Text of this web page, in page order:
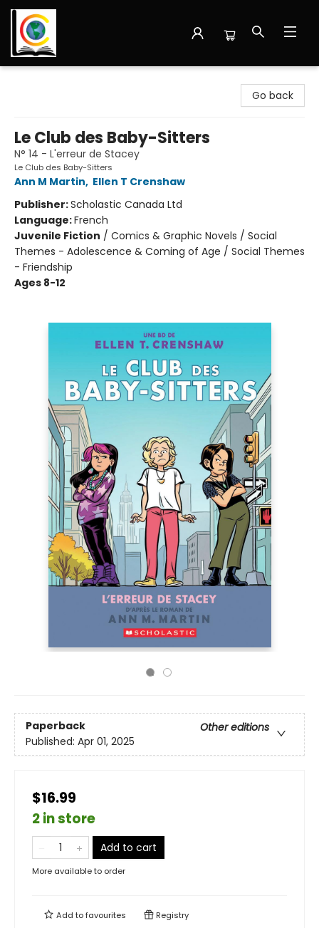
Go back
Le Club des Baby-Sitters
N° 14 - L'erreur de Stacey
Le Club des Baby-Sitters
Ann M Martin, Ellen T Crenshaw
Publisher:Scholastic Canada Ltd
Language:French
Juvenile Fiction / Comics & Graphic Novels / Social
Themes - Adolescence & Coming of Age / Social Themes
- Friendship
Ages 8-12
Paperback
Other editions
Published: Apr 01, 2025
$16.99
2 in store
Add to cart
More available to order
Add tofavourites Registry